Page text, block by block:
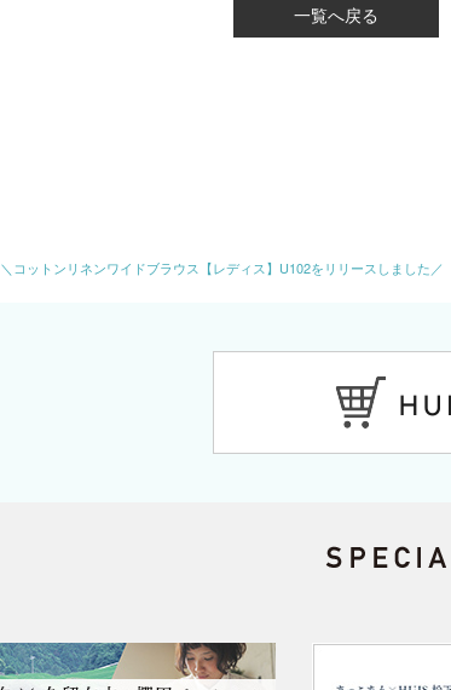
一覧へ戻る
＼コットンリネンワイドブラウス【レディス】U102をリリースしました／